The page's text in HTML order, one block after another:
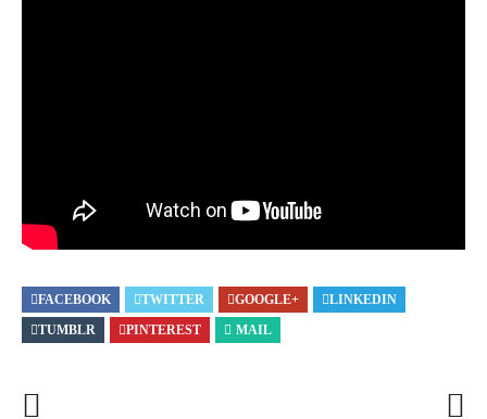
FACEBOOK TWITTER GOOGLE+
LINKEDIN
TUMBLR
PINTEREST MAIL